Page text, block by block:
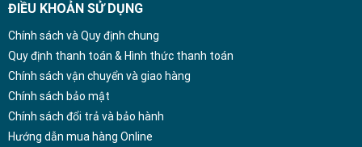
ĐIỀU KHOẢN SỬ DỤNG
Chính sách và Quy định chung
Quy định thanh toán & Hình thức thanh toán
Chính sách vận chuyển và giao hàng
Chính sách bảo mật
Chính sách đổi trả và bảo hành
Hướng dẫn mua hàng Online